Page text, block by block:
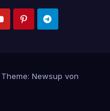
Theme: Newsup von